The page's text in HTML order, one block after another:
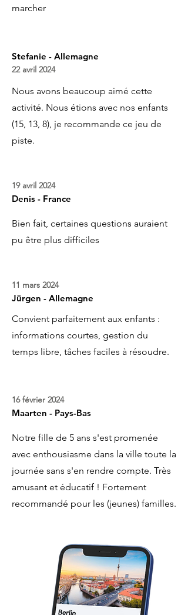
marcher
Stefanie - Allemagne
22 avril 2024
Nous avons beaucoup aimé cette
activité. Nous étions avec nos enfants
(15, 13, 8), je recommande ce jeu de
piste.
19 avril 2024
Denis - France
Bien fait, certaines questions auraient
pu être plus difficiles
11 mars 2024
Jürgen - Allemagne
Convient parfaitement aux enfants :
informations courtes, gestion du
temps libre, tâches faciles à résoudre.
16 février 2024
Maarten - Pays-Bas
Notre fille de 5 ans s'est promenée
avec enthousiasme dans la ville toute la
journée sans s'en rendre compte. Très
amusant et éducatif ! Fortement
recommandé pour les (jeunes) familles.